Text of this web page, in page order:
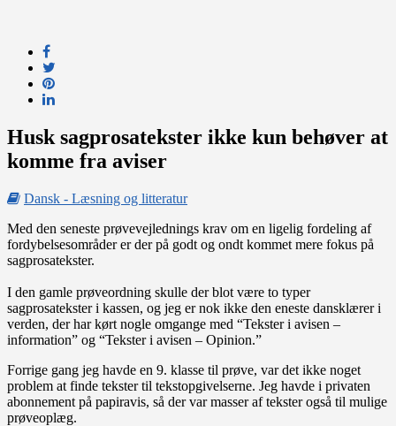
Husk sagprosatekster ikke kun behøver at
komme fra aviser
Dansk - Læsning og litteratur
Med den seneste prøvevejlednings krav om en ligelig fordeling af
fordybelsesområder er der på godt og ondt kommet mere fokus på
sagprosatekster.
I den gamle prøveordning skulle der blot være to typer
sagprosatekster i kassen, og jeg er nok ikke den eneste dansklærer i
verden, der har kørt nogle omgange med “Tekster i avisen –
information” og “Tekster i avisen – Opinion.”
Forrige gang jeg havde en 9. klasse til prøve, var det ikke noget
problem at finde tekster til tekstopgivelserne. Jeg havde i privaten
abonnement på papiravis, så der var masser af tekster også til mulige
prøveoplæg.